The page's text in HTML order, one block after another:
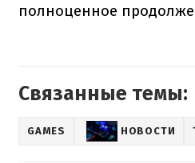
полноценное
Связанные темы:
GAMES НОВОСТИ